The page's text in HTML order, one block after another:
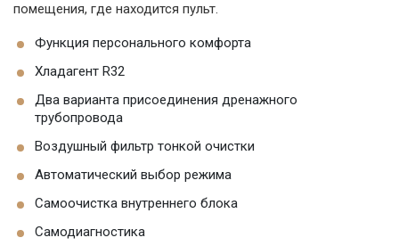
помещения, где находится пульт.
Функция персонального комфорта
Хладагент R32
Два варианта присоединения дренажного
трубопровода
Воздушный фильтр тонкой очистки
Автоматический выбор режима
Самоочистка внутреннего блока
Самодиагностика